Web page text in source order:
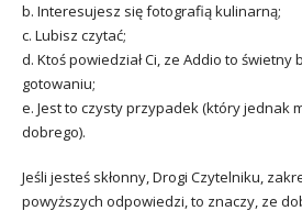
b. Interesujesz się fotografią kulinarną;
c. Lubisz czytać;
d. Ktoś powiedział Ci, ze Addio to świetny
gotowaniu;
e. Jest to czysty przypadek (który jednak
dobrego).
Jeśli jesteś skłonny, Drogi Czytelniku,
powyższych odpowiedzi, to znaczy, ze